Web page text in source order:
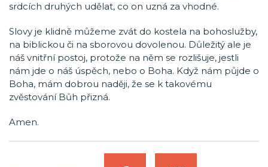
srdcích druhých udělat, co on uzná za vhodné.
Slovy je klidně můžeme zvát do kostela na bohoslužby,
na biblickou či na sborovou dovolenou. Důležitý ale je
náš vnitřní postoj, protože na něm se rozlišuje, jestli
nám jde o náš úspěch, nebo o Boha. Když nám půjde o
Boha, mám dobrou naději, že se k takovému
zvěstování Bůh přizná.
Amen.